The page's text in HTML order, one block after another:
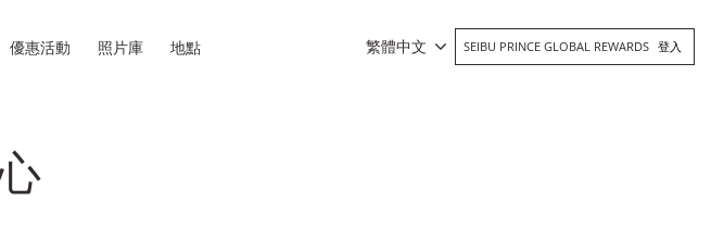
優惠活動 照片庫 地點 繁體中文 SEIBU PRINCE GLOBAL REWARDS 登入